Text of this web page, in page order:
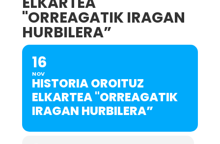
"ORREAGATIK IRAGAN
HURBILERA”
16
NOV
HISTORIA OROITUZ
ELKARTEA "ORREAGATIK
IRAGAN HURBILERA”